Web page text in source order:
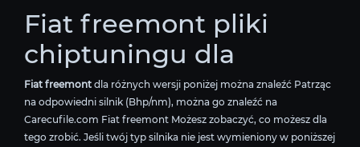
Fiat freemont pliki
chiptuningu dla
Fiat freemont dla różnych wersji poniżej można znaleźć Patrząc
na odpowiedni silnik (Bhp/nm), można go znaleźć na
Carecufile.com Fiat freemont Możesz zobaczyć, co możesz dla
tego zrobić. Jeśli twój typ silnika nie jest wymieniony w poniższej